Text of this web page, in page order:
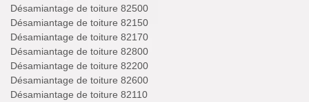
Désamiantage de toiture 82500
Désamiantage de toiture 82150
Désamiantage de toiture 82170
Désamiantage de toiture 82800
Désamiantage de toiture 82200
Désamiantage de toiture 82600
Désamiantage de toiture 82110